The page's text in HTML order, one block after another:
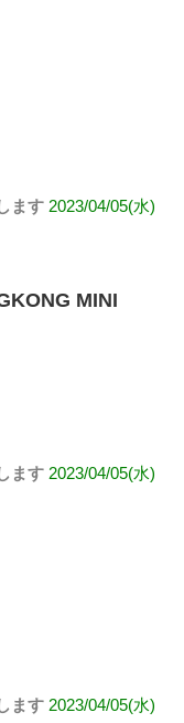
ます 2023/04/05(水)
MINI
ます 2023/04/05(水)
ます 2023/04/05(水)